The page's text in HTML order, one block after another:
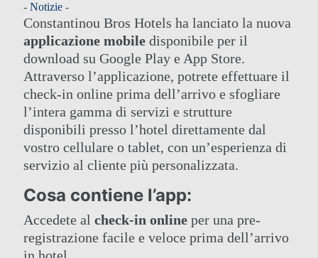
- Notizie -
Constantinou Bros Hotels ha lanciato la nuova
applicazione mobiledisponibile per il
download su Google Play e App Store.
Attraverso l’applicazione, potrete effettuare il
check-in online prima dell’arrivo e sfogliare
l’intera gamma di servizi e strutture
disponibili presso l’hotel direttamente dal
vostro cellulare o tablet, con un’esperienza di
servizio al cliente più personalizzata.
Cosa contiene l’app:
Accedete al check-in onlineper una pre-
registrazione facile e veloce prima dell’arrivo